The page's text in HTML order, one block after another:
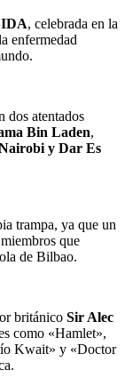
, celebrada en la
enfermedad
dos atentados
Bin Laden,
y Dar Es
trampa, ya que un
que
de Bilbao.
británico Sir Alec
como «Hamlet»,
Kwait» y «Doctor